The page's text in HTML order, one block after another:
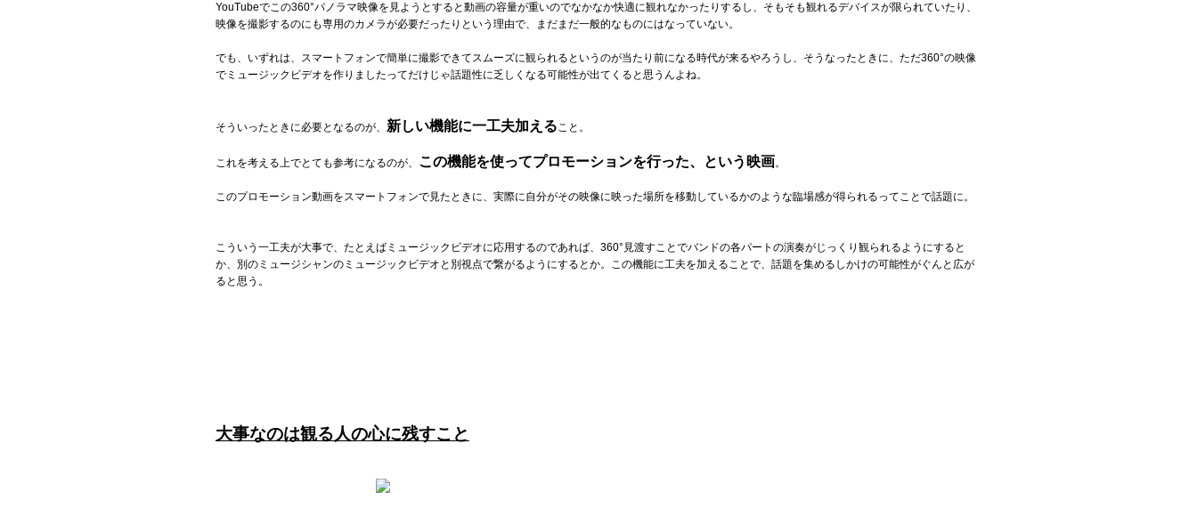
YouTubeでこの360°パノラマ映像を見ようとすると動画の容量が重いのでなかなか快適に観れなかったりするし、そもそも観れるデバイスが限られていたり、
映像を撮影するのにも専用のカメラが必要だったりという理由で、まだまだ一般的なものにはなっていない。
でも、いずれは、スマートフォンで簡単に撮影できてスムーズに観られるというのが当たり前になる時代が来るやろうし、そうなったときに、ただ360°の映像
でミュージックビデオを作りましたってだけじゃ話題性に乏しくなる可能性が出てくると思うんよね。
そういったときに必要となるのが、 新しい機能に一工夫加えること。
これを考える上でとても参考になるのが、 この機能を使ってプロモーションを行った、という映画。
このプロモーション動画をスマートフォンで見たときに、実際に自分がその映像に映った場所を移動しているかのような臨場感が得られるってことで話題に。
こういう一工夫が大事で、たとえばミュージックビデオに応用するのであれば、360°見渡すことでバンドの各パートの演奏がじっくり観られるようにすると
か、別のミュージシャンのミュージックビデオと別視点で繋がるようにするとか。この機能に工夫を加えることで、話題を集めるしかけの可能性がぐんと広が
ると思う。
大事なのは観る人の心に残すこと